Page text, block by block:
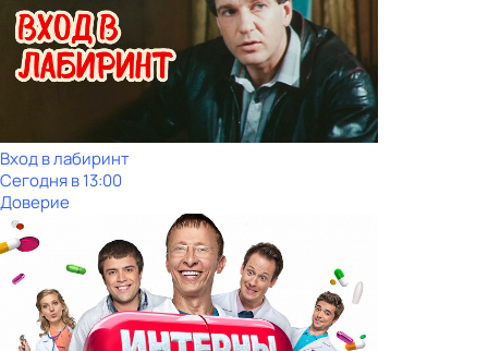
Вход в лабиринт
Сегодня в 13:00
Доверие